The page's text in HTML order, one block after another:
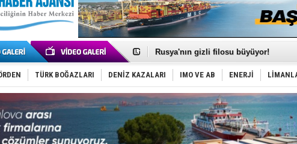
Dünyanın en tehlikeli yosunu: Yüz
Rusya'nın gizli filosu büyüyor!
Keşfedildi: En büyük Mercan Ormanı!
D-Marin, Avrupa'nın tekne fuarlarına
Van’da inşa edilen teknelere yoğun
ASEAN ilk P&I Sigorta Kulübünü
TAYK - Eker Olympos Regatta'da ilk
İstanbul ve Çanakkale: 6 ayda 40.000
TEKNOFEST ‘Mavi Vatan’ ziyaretçi
Tersane işçilerinin direnişi,
TÜRK BOĞAZLARI DENİZ KAZALARI IMO VE AB ENERJİ